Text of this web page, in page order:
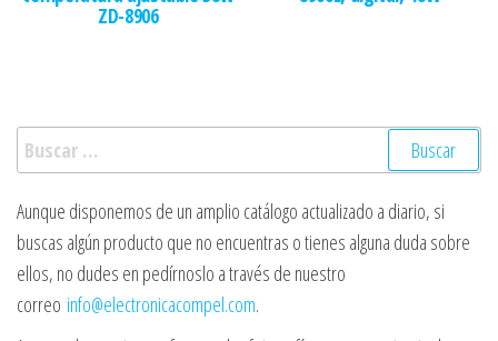
ZD-8906
Buscar:
Aunque disponemos de un amplio catálogo actualizado a diario, si
buscas algún producto que no encuentras o tienes alguna duda sobre
ellos, no dudes en pedírnoslo a través de nuestro
correo info@electronicacompel.com.